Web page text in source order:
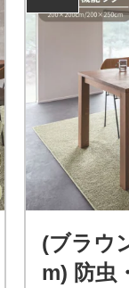
(ブラウ
m) 防虫